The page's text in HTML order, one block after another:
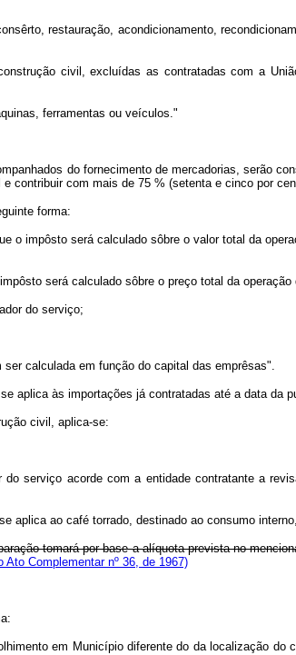
restauração, acondicionamento,
civil, excluídas as contratadas com a
ferramentas ou veículos."
do fornecimento de mercadorias, serão
contribuir com mais de 75 % (setenta e cinco por
forma:
o impôsto será calculado sôbre o valor total da
será calculado sôbre o preço total da
do serviço;
calculada em função do capital das emprêsas".
aplica às importações já contratadas até a data da
civil, aplica-se:
serviço acorde com a entidade contratante a
aplica ao café torrado, destinado ao consumo
tomará por base a alíquota prevista no
Ato Complementar nº 36, de 1967)
em Município diferente do da localização